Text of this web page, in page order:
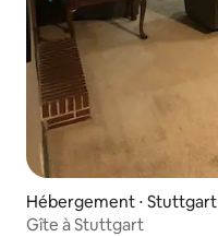
Hébergement ⋅ Stuttgart
Gîte à Stuttgart